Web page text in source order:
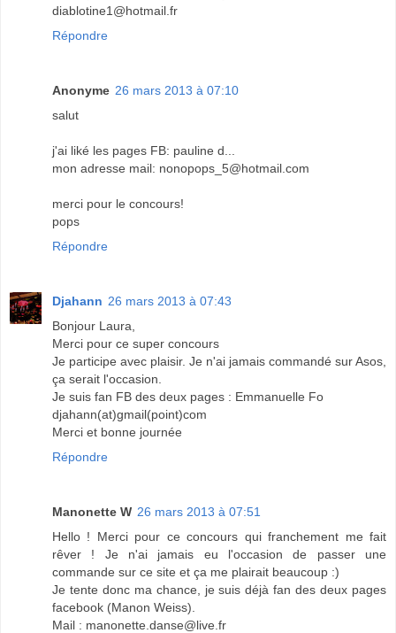
diablotine1@hotmail.fr
Répondre
Anonyme 26 mars 2013 à 07:10
salut
j'ai liké les pages FB: pauline d...
mon adresse mail: nonopops_5@hotmail.com
merci pour le concours!
pops
Répondre
Djahann 26 mars 2013 à 07:43
Bonjour Laura,
Merci pour ce super concours
Je participe avec plaisir. Je n'ai jamais commandé sur Asos,
ça serait l'occasion.
Je suis fan FB des deux pages : Emmanuelle Fo
djahann(at)gmail(point)com
Merci et bonne journée
Répondre
Manonette W 26 mars 2013 à 07:51
Hello ! Merci pour ce concours qui franchement me fait
rêver ! Je n'ai jamais eu l'occasion de passer une
commande sur ce site et ça me plairait beaucoup :)
Je tente donc ma chance, je suis déjà fan des deux pages
facebook (Manon Weiss).
Mail : manonette.danse@live.fr